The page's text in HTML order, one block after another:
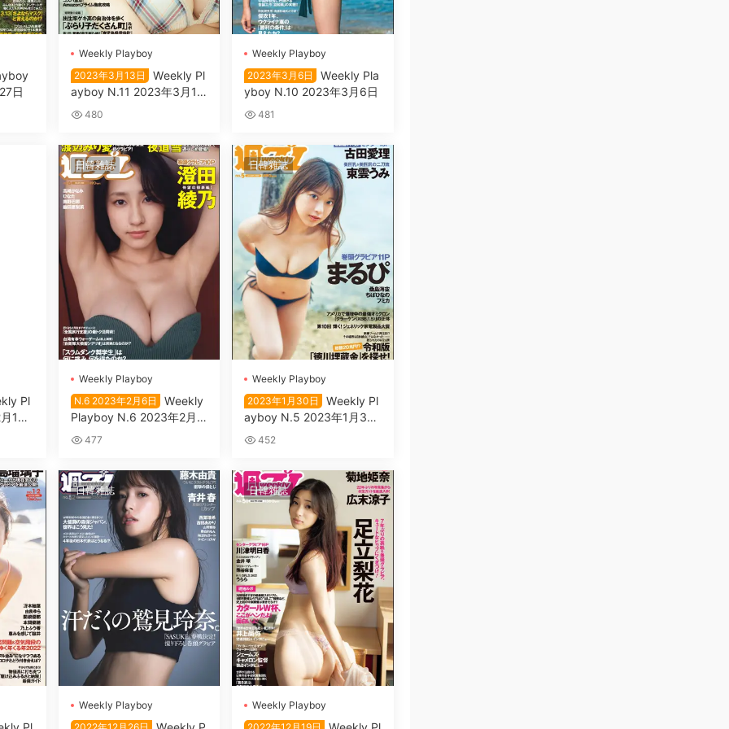
日
Wеekly Plаyboy
2023年3月13日
Wеekly Pl
аyboy N.11 2023年3月13
日480
Wеekly Plаyboy
2023年3月6日
Wеekly Plа
yboy N.10 2023年3月6日
481
Pl
13
日韓雜誌
Wеekly Plаyboy
N.6 2023年2月6日
Wеekly
Plаyboy N.6 2023年2月6
日477
日韓雜誌
Wеekly Plаyboy
2023年1月30日
Wеekly Pl
аyboy N.5 2023年1月30
日 452
日韓雜誌
Wеekly Plаyboy
日韓雜誌
Wеekly Plаyboy